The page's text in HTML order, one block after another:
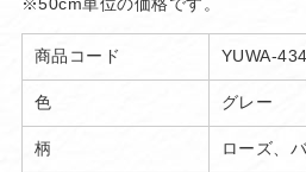
商品コード YUWA-434
色 グレー
柄 ローズ、